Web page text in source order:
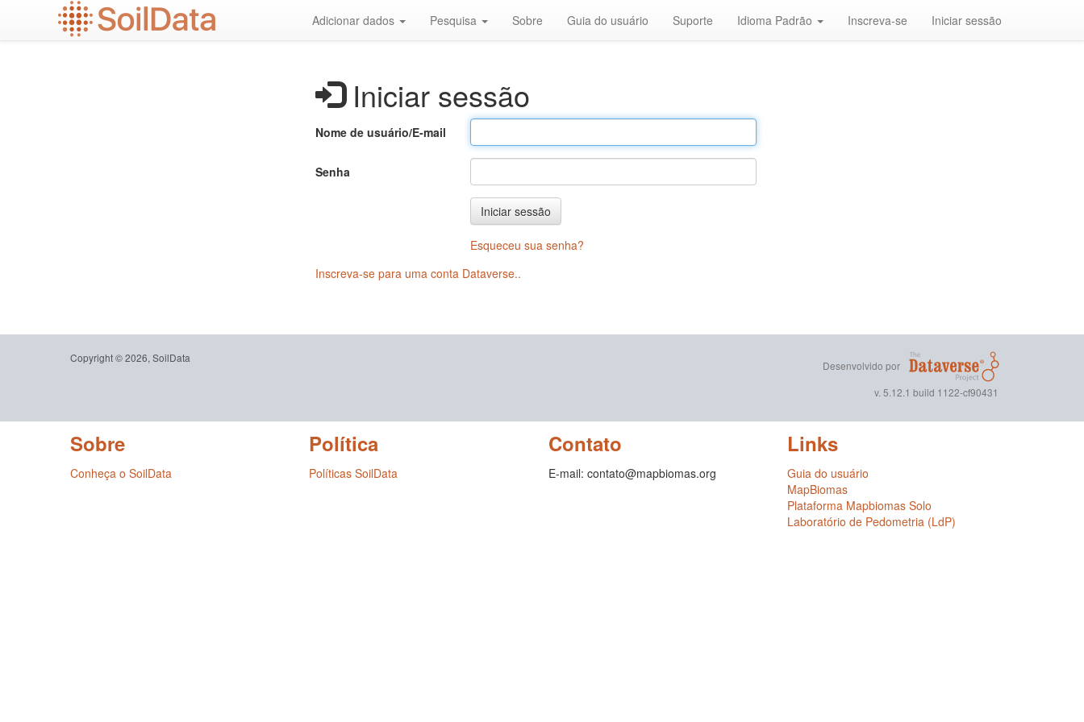
Adicionar dados Pesquisa Sobre Guia do usuário Suporte Idioma Padrão Inscreva-se Iniciar sessão
Iniciar sessão
Nome de usuário/E-mail
Senha
Iniciar sessão
Esqueceu sua senha?
Inscreva-se para uma conta Dataverse..
Copyright © 2026, SoilData
Desenvolvido por
v. 5.12.1 build 1122-cf90431
Sobre
Conheça o SoilData
Política
Políticas SoilData
Contato
E-mail: contato@mapbiomas.org
Links
Guia do usuário
MapBiomas
Plataforma Mapbiomas Solo
Laboratório de Pedometria (LdP)